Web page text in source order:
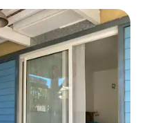
huéspedes